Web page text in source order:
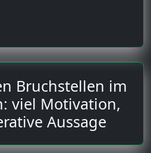
Bruchstellen im
viel Motivation,
Aussage